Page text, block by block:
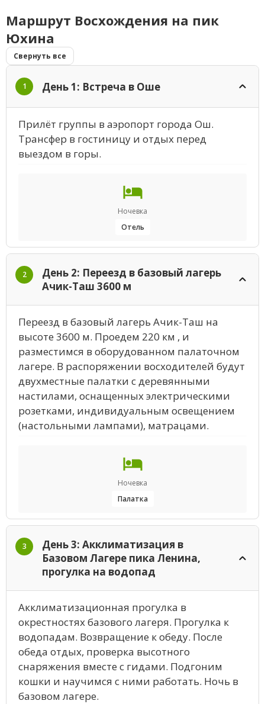
Маршрут Восхождения на пик
Юхина
Свернуть все
1 День 1: Встреча в Оше
Прилёт группы в аэропорт города Ош.
Трансфер в гостиницу и отдых перед
выездом в горы.
Ночевка
Отель
2
День 2: Переезд в базовый лагерь
Ачик-Таш 3600 м
Переезд в базовый лагерь Ачик-Таш на
высоте 3600 м. Проедем 220 км , и
разместимся в оборудованном палаточном
лагере. В распоряжении восходителей будут
двухместные палатки с деревянными
настилами, оснащенных электрическими
розетками, индивидуальным освещением
(настольными лампами), матрацами.
Ночевка
Палатка
3
День 3: Акклиматизация в
Базовом Лагере пика Ленина,
прогулка на водопад
Акклиматизационная прогулка в
окрестностях базового лагеря. Прогулка к
водопадам. Возвращение к обеду. После
обеда отдых, проверка высотного
снаряжения вместе с гидами. Подгоним
кошки и научимся с ними работать. Ночь в
базовом лагере.